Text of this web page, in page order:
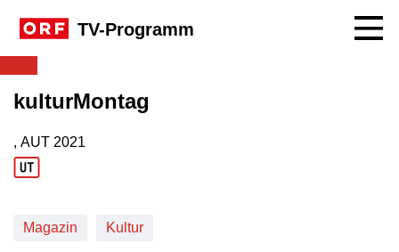
TV-Programm
kulturMontag
Produktionsland: AUT
, AUT
Produktionsjahr: 2021
2021
Magazin Kultur